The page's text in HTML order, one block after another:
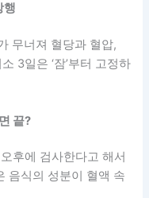
행
무너져 혈당과 혈압,
3일은 ‘잠’부터 고정하
끝?
후에 검사한다고 해서
음식의 성분이 혈액 속